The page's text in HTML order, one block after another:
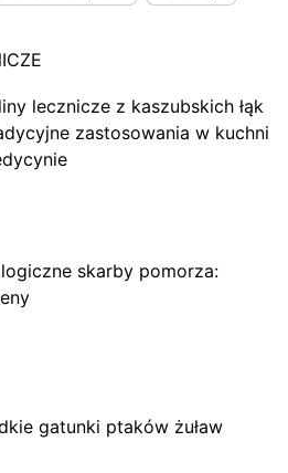
lecznicze z kaszubskich łąk
zastosowania w kuchni
skarby pomorza:
gatunki ptaków żuław